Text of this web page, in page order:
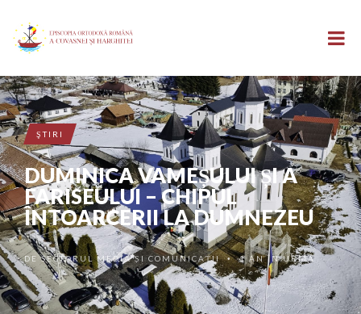
ŞTIRI
DUMINICA VAMEȘULUI ȘI A
FARISEULUI – CHIPUL
ÎNTOARCERII LA DUMNEZEU
DESECTORUL MEDIA ȘI COMUNICAȚII •1 AN ÎN URMĂ